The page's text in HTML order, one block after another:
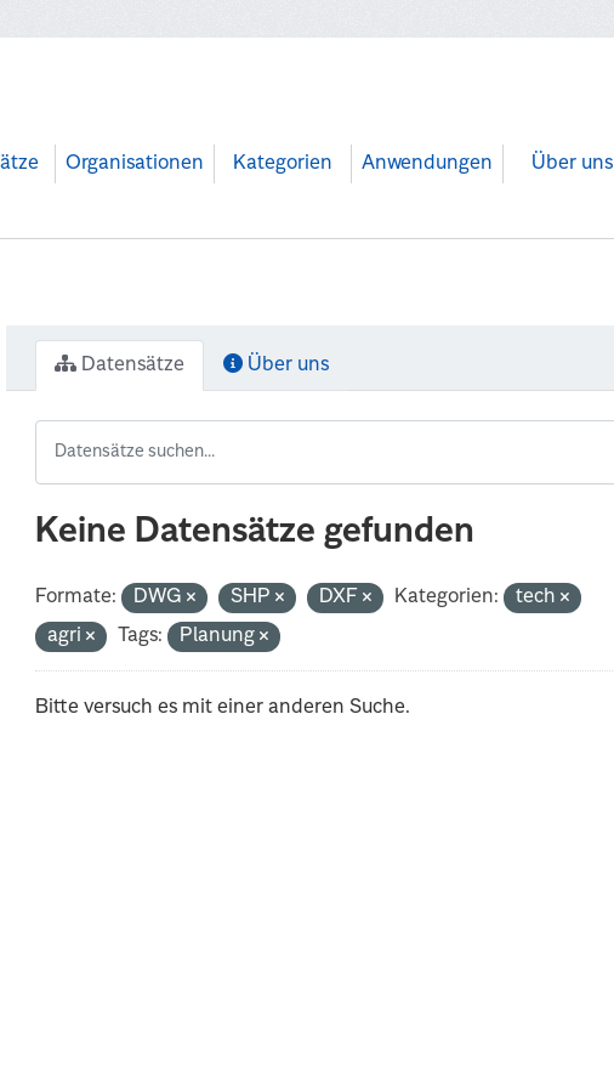
Organisationen Kategorien Anwendungen Über uns
Datensätze Über uns
Keine Datensätze gefunden
Formate: DWG SHP DXF Kategorien:
tech
agri
Tags: Planung
Bitte versuch es mit einer anderen Suche.